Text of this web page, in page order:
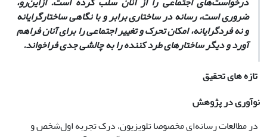
ضروری است، رسانه در ساختاری برابر و با نگاهی ساختارگرایانه
و نه فردگرایانه، امکان تحرک و تغییر اجتماعی را برای آنان فراهم
آورد و دیگر ساختارهای طرد کننده را به چالشی جدی فراخواند.
تازه های تحقیق
نوآوری در پژوهش
در مطالعات رسانه‌ای مخصوصا تلویزیون، درک تجربه اول‌شخص و